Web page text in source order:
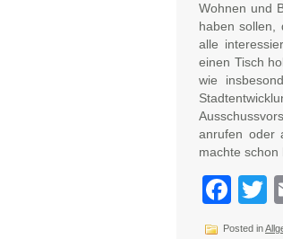
Wohnen und
haben sollen,
alle
einen Tisch
wie
anrufen oder
machte schon
Posted in